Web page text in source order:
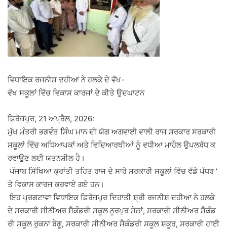
ਵਿਧਾਇਕ ਰਜਨੀਸ਼ ਦਹੀਆ ਨੇ ਹਲਕੇ ਦੇ ਵੱਖ-
ਵੱਖ ਸਕੂਲਾਂ ਵਿੱਚ ਵਿਕਾਸ ਕਾਰਜਾਂ ਦੇ ਕੀਤੇ ਉਦਘਾਟਨ
ਫ਼ਿਰੋਜ਼ਪੁਰ, 21 ਅਪ੍ਰੈਲ, 2026:
ਮੁੱਖ ਮੰਤਰੀ ਭਗਵੰਤ ਸਿੰਘ ਮਾਨ ਦੀ ਯੋਗ ਅਗਵਾਈ ਵਾਲੀ ਰਾਜ ਸਰਕਾਰ ਸਰਕਾਰੀ
ਸਕੂਲਾਂ ਵਿੱਚ ਅਧਿਆਪਕਾਂ ਅਤੇ ਵਿਦਿਆਰਥੀਆਂ ਨੂੰ ਵਧੀਆ ਮਾਹੌਲ ਉਪਲਬੱਧ ਕ
ਰਵਾਉਣ ਲਈ ਯਤਨਸ਼ੀਲ ਹੈ।
ਪੰਜਾਬ ਸਿੱਖਿਆ ਕ੍ਰਾਂਤੀ ਤਹਿਤ ਰਾਜ ਦੇ ਸਾਰੇ ਸਰਕਾਰੀ ਸਕੂਲਾਂ ਵਿੱਚ ਵੱਡੇ ਪੱਧਰ ‘
ਤੇ ਵਿਕਾਸ ਕਾਰਜ ਕਰਵਾਏ ਗਏ ਹਨ।
ਇਹ ਪ੍ਰਗਟਾਵਾ ਵਿਧਾਇਕ ਫ਼ਿਰੋਜ਼ਪੁਰ ਦਿਹਾਤੀ ਸ਼੍ਰੀ ਰਜਨੀਸ਼ ਦਹੀਆ ਨੇ ਹਲਕੇ
ਦੇ ਸਰਕਾਰੀ ਸੀਨੀਅਰ ਸੈਕੰਡਰੀ ਸਕੂਲ ਨੂਰਪੁਰ ਸੇਠਾਂ, ਸਰਕਾਰੀ ਸੀਨੀਅਰ ਸੈਕੰਡ
ਰੀ ਸਕੂਲ ਰੁਕਨਾ ਬੇਗੂ, ਸਰਕਾਰੀ ਸੀਨੀਅਰ ਸੈਕੰਡਰੀ ਸਕੂਲ ਸ਼ਕੂਰ, ਸਰਕਾਰੀ ਹਾਈ